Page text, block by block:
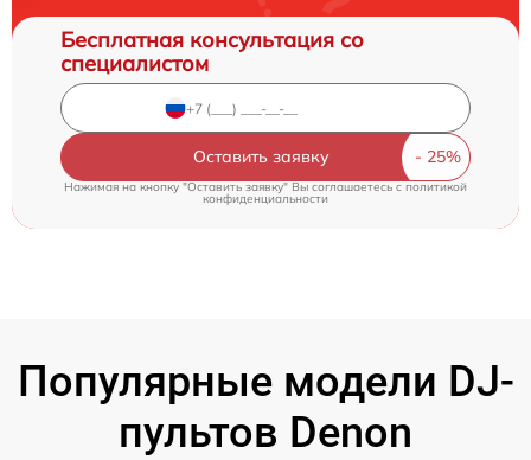
Бесплатная консультация со
специалистом
Оставить заявку
Нажимая на кнопку "Оставить заявку" Вы соглашаетесь c политикой
конфиденциальности
Популярные модели DJ-
пультов Denon